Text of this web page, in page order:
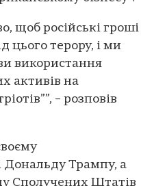
щоб російські гроші
цього терору, і ми
використання
активів на
– розповів
Дональду Трампу, а
Сполучених Штатів